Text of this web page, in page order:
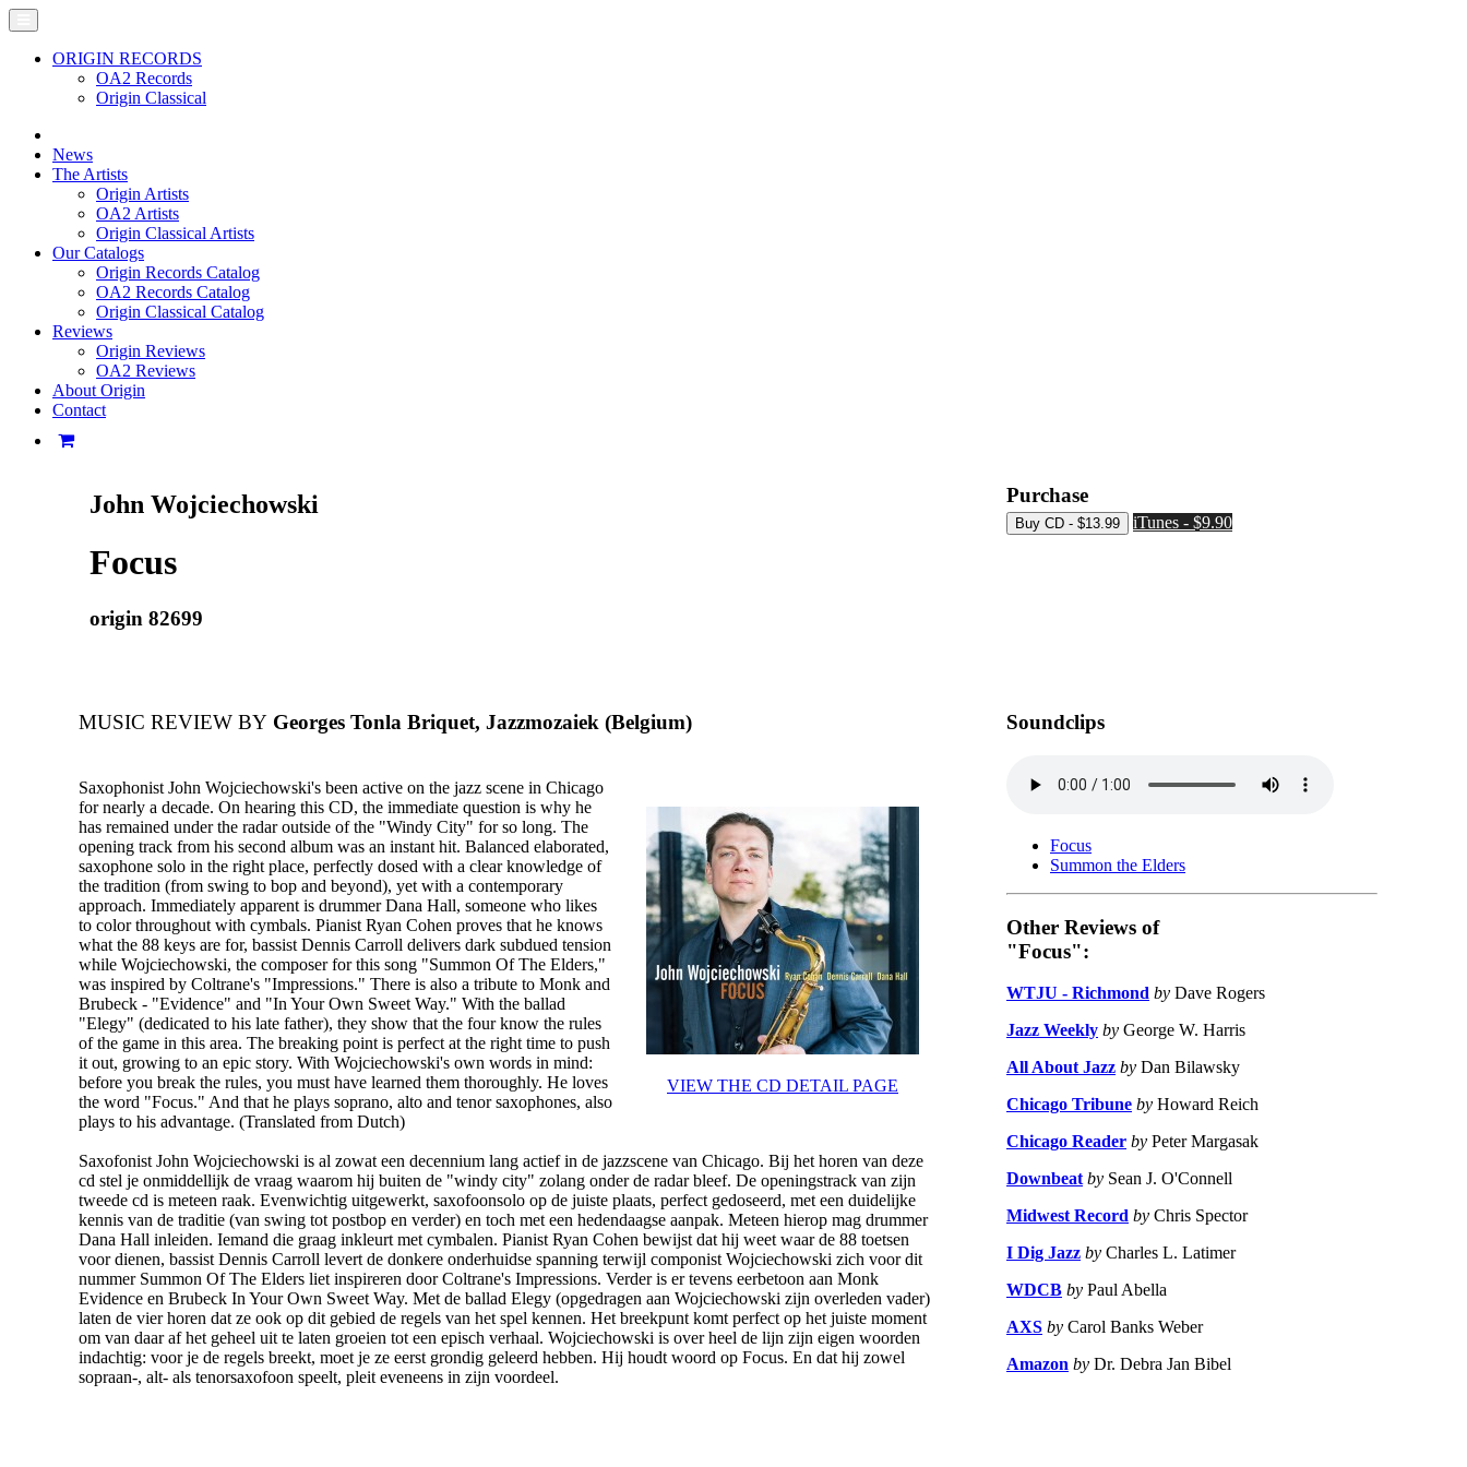
ORIGIN RECORDS
OA2 Records
Origin Classical
News
The Artists
Origin Artists
OA2 Artists
Origin Classical Artists
Our Catalogs
Origin Records Catalog
OA2 Records Catalog
Origin Classical Catalog
Reviews
Origin Reviews
OA2 Reviews
About Origin
Contact
John Wojciechowski
Focus
origin 82699
Purchase
iTunes - $9.90
MUSIC REVIEW BY Georges Tonla Briquet, Jazzmozaiek (Belgium)
VIEW THE CD DETAIL PAGE
Saxophonist John Wojciechowski's been active on the jazz scene in Chicago
for nearly a decade. On hearing this CD, the immediate question is why he
has remained under the radar outside of the "Windy City" for so long. The
opening track from his second album was an instant hit. Balanced elaborated,
saxophone solo in the right place, perfectly dosed with a clear knowledge of
the tradition (from swing to bop and beyond), yet with a contemporary
approach. Immediately apparent is drummer Dana Hall, someone who likes
to color throughout with cymbals. Pianist Ryan Cohen proves that he knows
what the 88 keys are for, bassist Dennis Carroll delivers dark subdued tension
while Wojciechowski, the composer for this song "Summon Of The Elders,"
was inspired by Coltrane's "Impressions." There is also a tribute to Monk and
Brubeck - "Evidence" and "In Your Own Sweet Way." With the ballad
"Elegy" (dedicated to his late father), they show that the four know the rules
of the game in this area. The breaking point is perfect at the right time to push
it out, growing to an epic story. With Wojciechowski's own words in mind:
before you break the rules, you must have learned them thoroughly. He loves
the word "Focus." And that he plays soprano, alto and tenor saxophones, also
plays to his advantage. (Translated from Dutch)
Saxofonist John Wojciechowski is al zowat een decennium lang actief in de jazzscene van Chicago. Bij het horen van deze
cd stel je onmiddellijk de vraag waarom hij buiten de "windy city" zolang onder de radar bleef. De openingstrack van zijn
tweede cd is meteen raak. Evenwichtig uitgewerkt, saxofoonsolo op de juiste plaats, perfect gedoseerd, met een duidelijke
kennis van de traditie (van swing tot postbop en verder) en toch met een hedendaagse aanpak. Meteen hierop mag drummer
Dana Hall inleiden. Iemand die graag inkleurt met cymbalen. Pianist Ryan Cohen bewijst dat hij weet waar de 88 toetsen
voor dienen, bassist Dennis Carroll levert de donkere onderhuidse spanning terwijl componist Wojciechowski zich voor dit
nummer Summon Of The Elders liet inspireren door Coltrane's Impressions. Verder is er tevens eerbetoon aan Monk
Evidence en Brubeck In Your Own Sweet Way. Met de ballad Elegy (opgedragen aan Wojciechowski zijn overleden vader)
laten de vier horen dat ze ook op dit gebied de regels van het spel kennen. Het breekpunt komt perfect op het juiste moment
om van daar af het geheel uit te laten groeien tot een episch verhaal. Wojciechowski is over heel de lijn zijn eigen woorden
indachtig: voor je de regels breekt, moet je ze eerst grondig geleerd hebben. Hij houdt woord op Focus. En dat hij zowel
sopraan-, alt- als tenorsaxofoon speelt, pleit eveneens in zijn voordeel.
Soundclips
Focus
Summon the Elders
Other Reviews of
"Focus":
WTJU - Richmond by Dave Rogers
Jazz Weekly by George W. Harris
All About Jazz by Dan Bilawsky
Chicago Tribune by Howard Reich
Chicago Reader by Peter Margasak
Downbeat by Sean J. O'Connell
Midwest Record by Chris Spector
I Dig Jazz by Charles L. Latimer
WDCB by Paul Abella
AXS by Carol Banks Weber
Amazon by Dr. Debra Jan Bibel